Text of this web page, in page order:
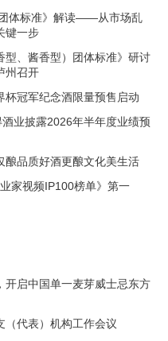
团体标准》解读——从市场乱
键一步
型、酱香型）团体标准》研讨
州召开
杯冠军纪念酒限量预售启动
业披露2026年半年度业绩预
酿品质好酒更酿文化美生活
家视频IP100榜单》第一
开启中国单一麦芽威士忌东方
（代表）机构工作会议